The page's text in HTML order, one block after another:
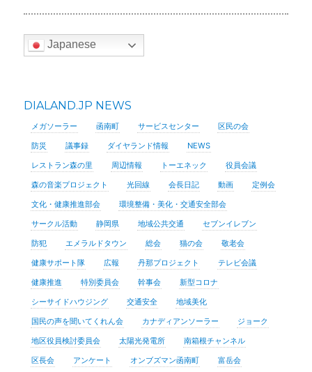
Japanese
DIALAND.JP NEWS
メガソーラー 函南町 サービスセンター
区民の会
防災
議事録 ダイヤランド情報
NEWS
レストラン森の里
周辺情報 トーエネック
役員会議
森の音楽プロジェクト
光回線 会長日記 動画
定例会
文化・健康推進部会
環境整備・美化・交通安全部会
サークル活動
静岡県 地域公共交通
セブンイレブン
防犯
エメラルドタウン 総会 猫の会
敬老会
健康サポート隊
広報 丹那プロジェクト
テレビ会議
健康推進
特別委員会 幹事会
新型コロナ
シーサイドハウジング
交通安全
地域美化
国民の声を聞いてくれん会
カナディアンソーラー
ジョーク
地区役員検討委員会
太陽光発電所
南箱根チャンネル
区長会
アンケート オンブズマン函南町 富岳会